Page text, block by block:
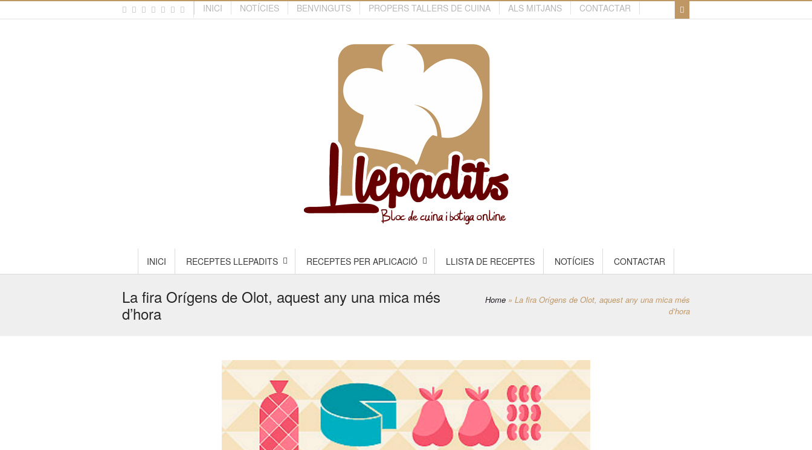
INICI NOTÍCIES BENVINGUTS PROPERS TALLERS DE CUINA ALS MITJANS CONTACTAR
INICI RECEPTES LLEPADITS RECEPTES PER APLICACIÓ LLISTA DE RECEPTES NOTÍCIES CONTACTAR
La fira Orígens de Olot, aquest any una mica més
d’hora
Home » La fira Orígens de Olot, aquest any una mica més
d’hora